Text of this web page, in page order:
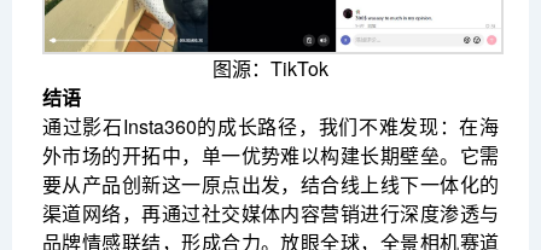
图源：TikTok
结语
通过影石Insta360的成长路径，我们不难发现：在海
外市场的开拓中，单一优势难以构建长期壁垒。它需
要从产品创新这一原点出发，结合线上线下一体化的
渠道网络，再通过社交媒体内容营销进行深度渗透与
品牌情感联结，形成合力。放眼全球，全景相机赛道